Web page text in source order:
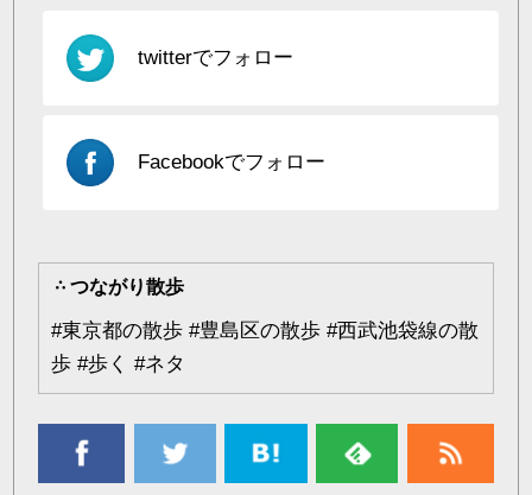
twitterでフォロー
Facebookでフォロー
つながり散歩
#東京都の散歩 #豊島区の散歩 #西武池袋線の散
歩 #歩く #ネタ